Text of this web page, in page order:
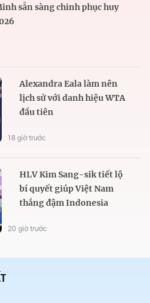
sẵn sàng chinh phục huy
Alexandra Eala làm nên
lịch sử với danh hiệu WTA
đầu tiên
18 giờ trước
HLV Kim Sang-sik tiết lộ
bí quyết giúp Việt Nam
thắng đậm Indonesia
20 giờ trước